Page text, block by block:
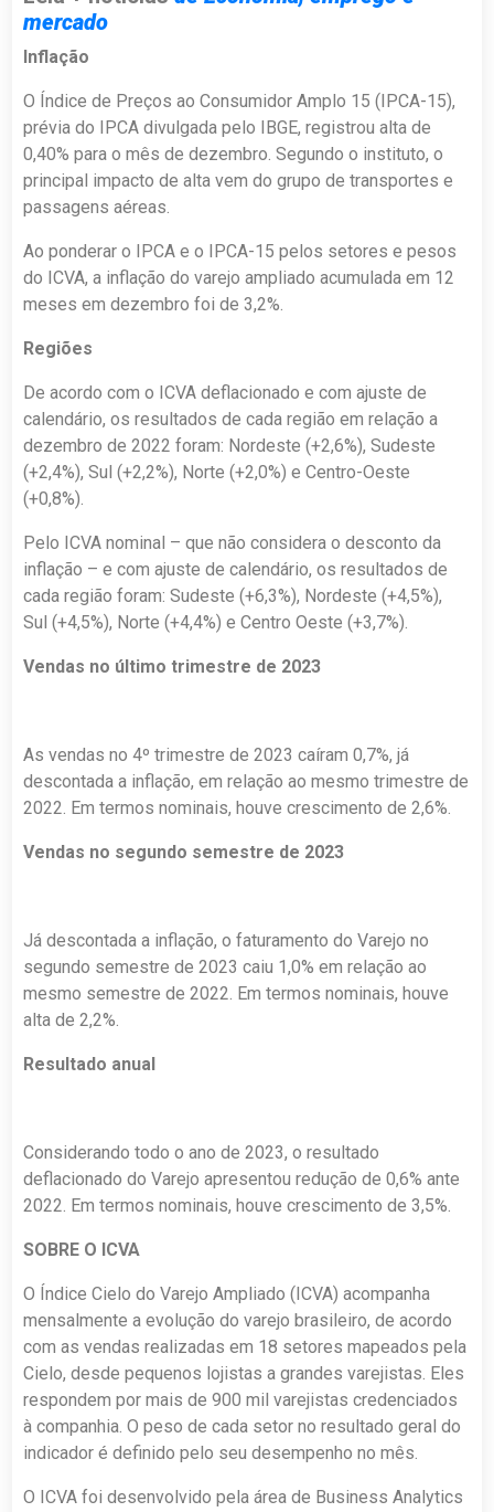
mercado
Inflação
O Índice de Preços ao Consumidor Amplo 15 (IPCA-15),
prévia do IPCA divulgada pelo IBGE, registrou alta de
0,40% para o mês de dezembro. Segundo o instituto, o
principal impacto de alta vem do grupo de transportes e
passagens aéreas.
Ao ponderar o IPCA e o IPCA-15 pelos setores e pesos
do ICVA, a inflação do varejo ampliado acumulada em 12
meses em dezembro foi de 3,2%.
Regiões
De acordo com o ICVA deflacionado e com ajuste de
calendário, os resultados de cada região em relação a
dezembro de 2022 foram: Nordeste (+2,6%), Sudeste
(+2,4%), Sul (+2,2%), Norte (+2,0%) e Centro-Oeste
(+0,8%).
Pelo ICVA nominal – que não considera o desconto da
inflação – e com ajuste de calendário, os resultados de
cada região foram: Sudeste (+6,3%), Nordeste (+4,5%),
Sul (+4,5%), Norte (+4,4%) e Centro Oeste (+3,7%).
Vendas no último trimestre de 2023
As vendas no 4º trimestre de 2023 caíram 0,7%, já
descontada a inflação, em relação ao mesmo trimestre de
2022. Em termos nominais, houve crescimento de 2,6%.
Vendas no segundo semestre de 2023
Já descontada a inflação, o faturamento do Varejo no
segundo semestre de 2023 caiu 1,0% em relação ao
mesmo semestre de 2022. Em termos nominais, houve
alta de 2,2%.
Resultado anual
Considerando todo o ano de 2023, o resultado
deflacionado do Varejo apresentou redução de 0,6% ante
2022. Em termos nominais, houve crescimento de 3,5%.
SOBRE O ICVA
O Índice Cielo do Varejo Ampliado (ICVA) acompanha
mensalmente a evolução do varejo brasileiro, de acordo
com as vendas realizadas em 18 setores mapeados pela
Cielo, desde pequenos lojistas a grandes varejistas. Eles
respondem por mais de 900 mil varejistas credenciados
à companhia. O peso de cada setor no resultado geral do
indicador é definido pelo seu desempenho no mês.
O ICVA foi desenvolvido pela área de Business Analytics